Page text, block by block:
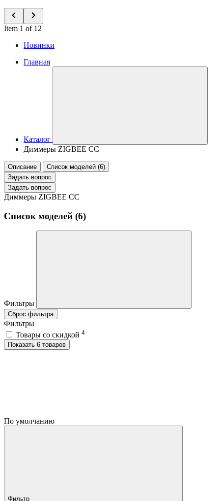
Item 1 of 12
Новинки
Главная
Каталог
Диммеры ZIGBEE CC
Описание
Список моделей (6)
Задать вопрос
Задать вопрос
Диммеры ZIGBEE CC
Список моделей (6)
Фильтры
Сброс фильтра
Фильтры
Товары со скидкой 4
Показать 6 товаров
По умолчанию
Фильтр